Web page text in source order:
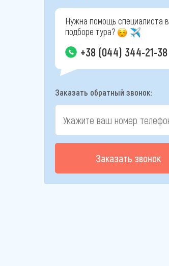
Нужна помощь специалиста в
подборе тура?
+38 (044) 344-21-38
Заказать обратный звонок:
Заказать звонок